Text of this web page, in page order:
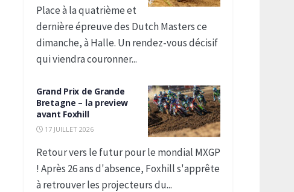
Place à la quatrième et
dernière épreuve des Dutch Masters ce
dimanche, à Halle. Un rendez-vous décisif
qui viendra couronner...
Grand Prix de Grande
Bretagne – la preview
avant Foxhill
17 JUILLET 2026
Retour vers le futur pour le mondial MXGP
! Après 26 ans d'absence, Foxhill s'apprête
à retrouver les projecteurs du...